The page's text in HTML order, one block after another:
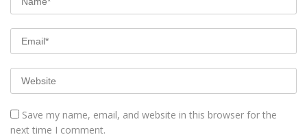
Save my name, email, and website in this browser for the
next time I comment.